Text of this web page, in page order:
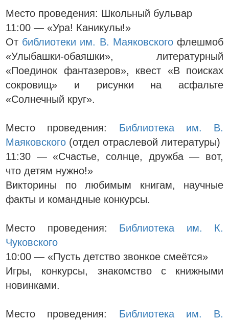
Место проведения: Школьный бульвар
11:00 — «Ура! Каникулы!»
От библиотеки им. В. Маяковскогофлешмоб
«Улыбашки-обаяшки», литературный
«Поединок фантазеров», квест «В поисках
сокровищ» и рисунки на асфальте
«Солнечный круг».
Место проведения: Библиотека им. В.
Маяковского (отдел отраслевой литературы)
11:30 — «Счастье, солнце, дружба — вот,
что детям нужно!»
Викторины по любимым книгам, научные
факты и командные конкурсы.
Место проведения: Библиотека им. К.
Чуковского
10:00 — «Пусть детство звонкое смеётся»
Игры, конкурсы, знакомство с книжными
новинками.
Место проведения: Библиотека им. В.